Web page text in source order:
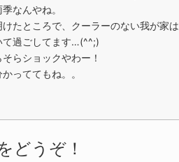
なんやね。
けたところで、クーラーのない我が家は
て過ごしてます…(^^;)
らショックやわー！
っててもね。。
どうぞ！